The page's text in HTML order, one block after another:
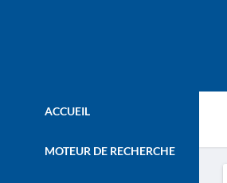
ACCUEIL
MOTEUR DE RECHERCHE